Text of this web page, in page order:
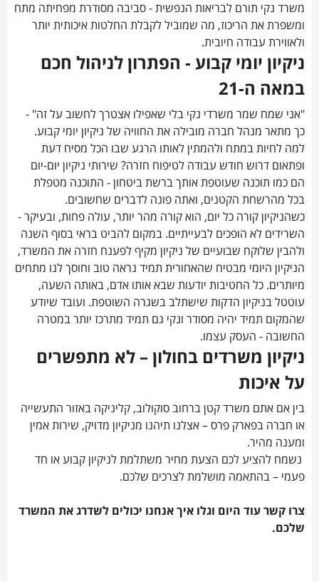
משרד נקי תורם לבריאות הנפשית - סביבה מסודרת מפחיתה מתח
ומשפרת את הריכוז, מה שמוביל לקבלת החלטות איכותית יותר
ולאווירת עבודה חיובית.
ניקיון יומי קבוע - הפתרון לניהול חכם
במאה ה-21
"אני שמח שמר משרדי נקי בלי שאפילו אצטרך לחשוב על זה" -
כך מתאר מנהל חברה מובילה את החוויה של ניקיון יומי קבוע.
למה לחיות במתח ולהמתין לאותו הרגע שבו הכל מסיח דעת
ופתאום דרוש חודש עבודה לטיפוח חזרה? שירותי ניקיון יום-יום
הם כמו תוכנה שעוטפת אותך ברשת ביטחון - התוכנה מטפלת
בכל מהרשחת הקטנים, ואתה פונה לדברים שחשובים.
כשהניקיון קורה כל יום, הוא קורה מהר יותר, עולה פחות, ובעיקר -
השרידים לא הופכים לבעייתיים. במקום להביט בראי בסוף השנה
ולהבין שלוקח שבועיים של ניקיון מקיף לפענח חזרה את המשרד,
הניקיון היומי מבטיח שהאחורית תמיד נראה טוב וחוסך לנו מתחים
מיותרים. כל החטיבות יודעות שבא אותו אדם, באותה השעה,
עוטטל בניקיון הדקות שישתלב בשגרה השוטפת. ועובד שיודע
שהמקום תמיד יהיה מסודר ונקי גם תמיד מתרכז יותר במטרה
החשובה - העסק עצמו.
ניקיון משרדים בחולון – לא מתפשרים
על איכות
בין אם אתם משרד קטן ברחוב סוקולוב, קליניקה באזור התעשייה
או חברה בפארק פרס – אצלנו תיהנו מניקיון מדויק, שירות אמין
ומענה מהיר.
נשמח להציע לכם הצעת מחיר משתלמת לניקיון קבוע או חד
פעמי – בהתאמה מושלמת לצרכים שלכם.
צרו קשר עוד היום וגלו איך אנחנו יכולים לשדרג את המשרד
שלכם.